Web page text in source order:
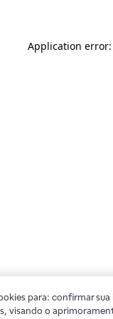
Application
para: confirmar
visando o